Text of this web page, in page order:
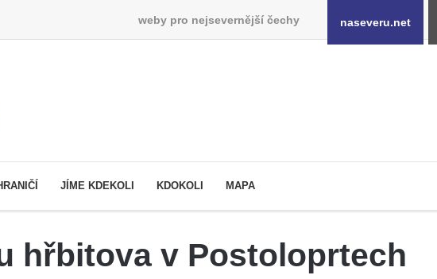
weby pro nejsevernější čechy naseveru.net
JÍME KDEKOLI KDOKOLI MAPA
hřbitova v Postoloprtech